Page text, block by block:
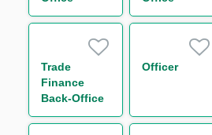
Support
Equity H/F
Collatéral
Trade
Finance
Back-Office
Analyst F/M
Officer